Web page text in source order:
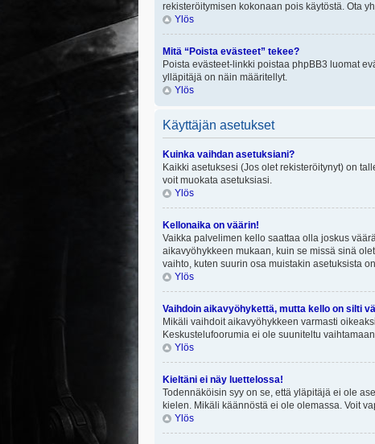
rekisteröitymisen kokonaan pois käytöstä. Ota
Ylös
Mitä “Poista evästeet” tekee?
Poista evästeet-linkki poistaa phpBB3 luomat
ylläpitäjä on näin määritellyt.
Ylös
Käyttäjän asetukset
Kuinka vaihdan asetuksiani?
Kaikki asetuksesi (Jos olet rekisteröitynyt) on
voit muokata asetuksiasi.
Ylös
Kellonaika on väärin!
Vaikka palvelimen kello saattaa olla joskus
aikavyöhykkeen mukaan, kuin se missä sinä
vaihto, kuten suurin osa muistakin asetuksista
Ylös
Vaihdoin aikavyöhykettä, mutta kello on silti
Mikäli vaihdoit aikavyöhykkeen varmasti
Keskustelufoorumia ei ole suuniteltu
Ylös
Kieltäni ei näy luettelossa!
Todennäköisin syy on se, että yläpitäjä ei ole
kielen. Mikäli käännöstä ei ole olemassa. Voit
Ylös